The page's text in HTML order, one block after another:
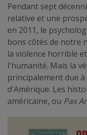
Pendant sept
relative et une
en 2011, le
bons côtés de notre
la violence horrible
l'humanité. Mais la
principalement due
d'Amérique. Les
américaine, ou Pax